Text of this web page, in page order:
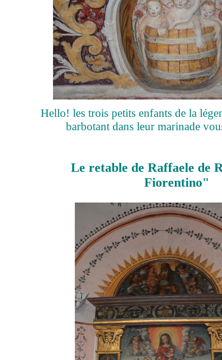
Hello! les trois petits enfants de la
barbotant dans leur marinade
Le retable de Raffaele de
Fiorentino"